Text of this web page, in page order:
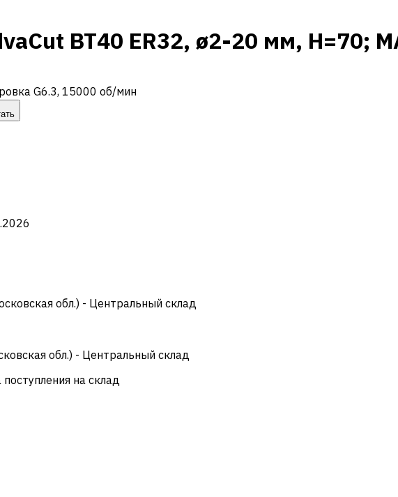
BT40 ER32, ø2-20 мм, H=70;
G6.3, 15000 об/мин
обл.) - Центральный склад
обл.) - Центральный склад
на склад